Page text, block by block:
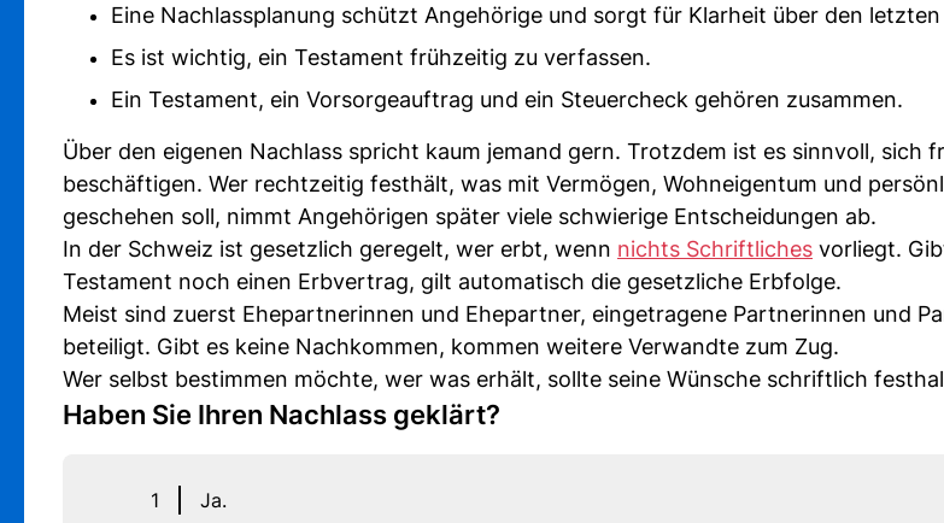
Eine Nachlassplanung schützt Angehörige und sorgt für Klarheit über den letzten
Es ist wichtig, ein Testament frühzeitig zu verfassen.
Ein Testament, ein Vorsorgeauftrag und ein Steuercheck gehören zusammen.
Über den eigenen Nachlass spricht kaum jemand gern. Trotzdem ist es sinnvoll, sich
beschäftigen. Wer rechtzeitig festhält, was mit Vermögen, Wohneigentum und
geschehen soll, nimmt Angehörigen später viele schwierige Entscheidungen ab.
In der Schweiz ist gesetzlich geregelt, wer erbt, wenn nichts Schriftliches vorliegt.
Testament noch einen Erbvertrag, gilt automatisch die gesetzliche Erbfolge.
Meist sind zuerst Ehepartnerinnen und Ehepartner, eingetragene Partnerinnen und
beteiligt. Gibt es keine Nachkommen, kommen weitere Verwandte zum Zug.
Wer selbst bestimmen möchte, wer was erhält, sollte seine Wünsche schriftlich
Haben Sie Ihren Nachlass geklärt?
1 Ja.